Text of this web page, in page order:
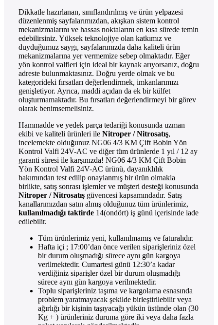
Dikkatle hazırlanan, sınıflandırılmış ve ürün yelpazesi
düzenlenmiş sayfalarımızdan, akışkan sistem kontrol
mekanizmalarını ve hassas noktalarını en kısa sürede temin
edebilirsiniz. Yüksek teknolojiye olan katkımız ve
duyduğumuz saygı, sayfalarımızda daha kaliteli ürün
mekanizmalarına yer vermemize sebep olmaktadır. Eğer
yön kontrol valfleri için ideal bir kaynak arıyorsanız, doğru
adreste bulunmaktasınız. Doğru yerde olmak ve bu
kategorideki fırsatları değerlendirmek, imkanlarımızı
genişletiyor. Ayrıca, maddi açıdan da ek bir külfet
oluşturmamaktadır. Bu fırsatları değerlendirmeyi bir görev
olarak benimsemelisiniz.
Hammadde ve yedek parça tedariği konusunda uzman
ekibi ve kaliteli ürünleri ile Nitroper / Nitrosatış,
incelemekte olduğunuz NG06 4/3 KM Çift Bobin Yön
Kontrol Valfi 24V-AC ve diğer tüm ürünlerde 1 yıl / 12 ay
garanti süresi ile karşınızda! NG06 4/3 KM Çift Bobin
Yön Kontrol Valfi 24V-AC ürünü, dayanıklılık
bakımından test edilip onaylanmış bir ürün olmakla
birlikte, satış sonrası işlemler ve müşteri desteği konusunda
Nitroper / Nitrosatış güvencesi kapsamındadır. Satış
kanallarımızdan satın almış olduğunuz tüm ürünlerimiz,
kullanılmadığı taktirde 14(ondört) iş günü içerisinde iade
edilebilir.
Tüm ürünlerimiz yeni, kullanılmamış ve faturalıdır.
Hafta içi ; 17:00’dan önce verilen siparişleriniz özel
bir durum oluşmadığı sürece aynı gün kargoya
verilmektedir. Cumartesi günü 12:30’a kadar
verdiğiniz siparişler özel bir durum oluşmadığı
sürece aynı gün kargoya verilmektedir.
Toplu siparişleriniz taşıma ve kargolama esnasında
problem yaratmayacak şekilde birleştirilebilir veya
ağırlığı bir kişinin taşıyacağı yükün üstünde olan (30
Kg + ) ürünleriniz duruma göre iki veya daha fazla